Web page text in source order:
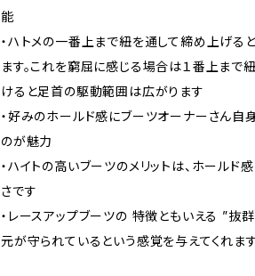
能
・ハトメの一番上まで紐を通して締め上げる
ます。これを窮屈に感じる場合は１番上まで
けると足首の駆動範囲は広がります
・好みのホールド感にブーツオーナーさん自
のが魅力
・ハイトの高いブーツのメリットは、ホールド
さです
・レースアップブーツの 特徴ともいえる ”抜
元が守られているという感覚を与えてくれま